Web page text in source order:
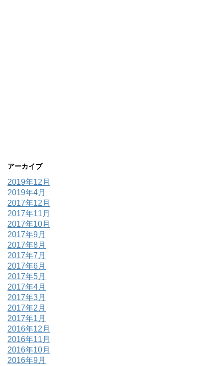
アーカイブ
2019年12月
2019年4月
2017年12月
2017年11月
2017年10月
2017年9月
2017年8月
2017年7月
2017年6月
2017年5月
2017年4月
2017年3月
2017年2月
2017年1月
2016年12月
2016年11月
2016年10月
2016年9月